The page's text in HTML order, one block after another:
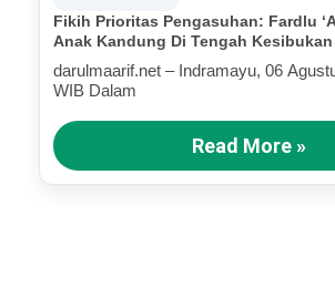
Fikih Prioritas Pengasuhan: Fardlu
Anak Kandung Di Tengah
darulmaarif.net – Indramayu, 06
WIB Dalam
Read More »